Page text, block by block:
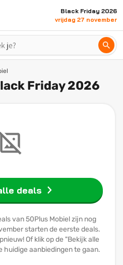
Black Friday 2026
vrijdag 27 november
Friday 2026
deals
van 50Plus Mobiel zijn nog
starten de eerste deals.
Of klik op de "Bekijk alle
huidige aanbiedingen te gaan.